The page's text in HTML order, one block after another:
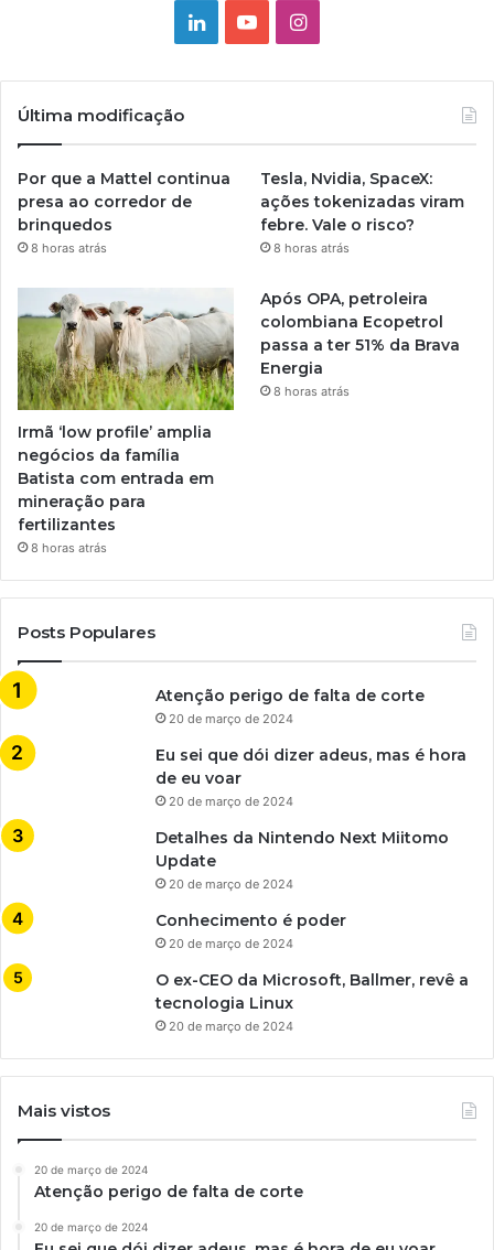
LinkedinYouTubeInstagram
Última modificação
Por que a Mattel continua
presa ao corredor de
brinquedos
8 horas atrás
Tesla, Nvidia, SpaceX:
ações tokenizadas viram
febre. Vale o risco?
8 horas atrás
Irmã ‘low profile’ amplia
negócios da família
Batista com entrada em
mineração para
fertilizantes
8 horas atrás
Após OPA, petroleira
colombiana Ecopetrol
passa a ter 51% da Brava
Energia
8 horas atrás
Posts Populares
Atenção perigo de falta de corte
20 de março de 2024
Eu sei que dói dizer adeus, mas é hora
de eu voar
20 de março de 2024
Detalhes da Nintendo Next Miitomo
Update
20 de março de 2024
Conhecimento é poder
20 de março de 2024
O ex-CEO da Microsoft, Ballmer, revê a
tecnologia Linux
20 de março de 2024
Mais vistos
20 de março de 2024
Atenção perigo de falta de corte
20 de março de 2024